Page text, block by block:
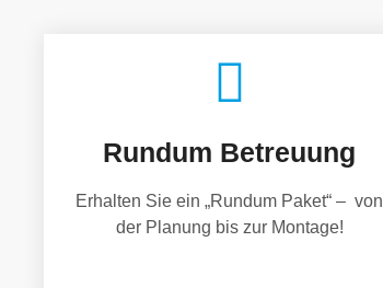
Rundum Betreuung
Erhalten Sie ein „Rundum Paket“ – von
der Planung bis zur Montage!